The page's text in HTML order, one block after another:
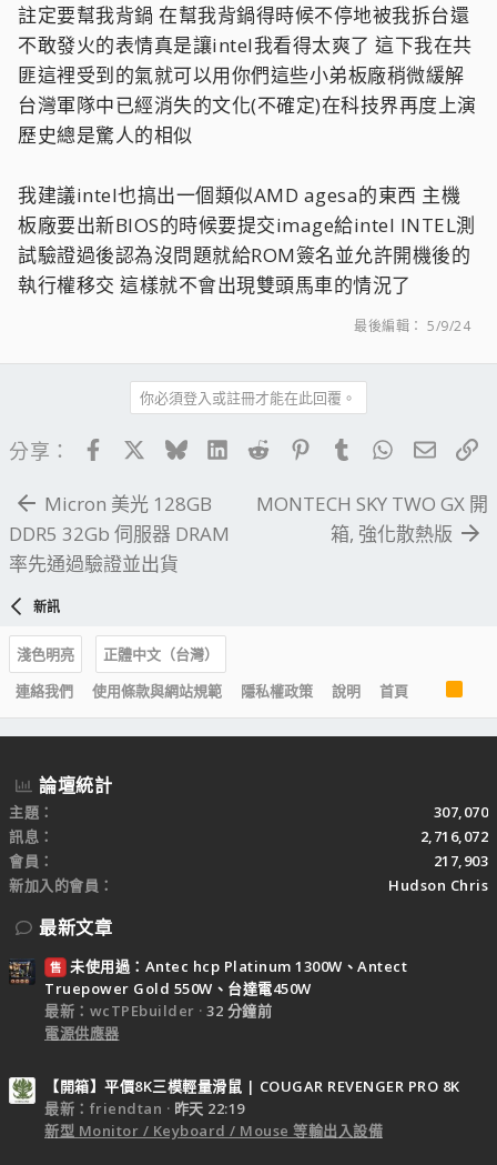
註定要幫我背鍋 在幫我背鍋得時候不停地被我拆台還
不敢發火的表情真是讓intel我看得太爽了 這下我在共
匪這裡受到的氣就可以用你們這些小弟板廠稍微緩解
台灣軍隊中已經消失的文化(不確定)在科技界再度上演
歷史總是驚人的相似
我建議intel也搞出一個類似AMD agesa的東西 主機
板廠要出新BIOS的時候要提交image給intel INTEL測
試驗證過後認為沒問題就給ROM簽名並允許開機後的
執行權移交 這樣就不會出現雙頭馬車的情況了
最後編輯： 5/9/24
你必須登入或註冊才能在此回覆。
分享： FacebookBlueskyLinkedIn
Reddit PinterestTumblrWhatsApp
電子
Micron 美光 128GB
DDR5 32Gb 伺服器 DRAM
率先通過驗證並出貨
MONTECH SKY TWO GX 開
箱, 強化散熱版
新訊
淺色明亮
正體中文（台灣）
連絡我們
使用條款與網站規範 隱私權政策 說明 首頁
R
S
S
論壇統計
主題
307,070
訊息
2,716,072
會員
217,903
新加入的會員
Hudson Chris
最新文章
售 未使用過：Antec hcp Platinum 1300W、Antect
Truepower Gold 550W、台達電450W
最新：wcTPEbuilder
32 分鐘前
電源供應器
【開箱】平價8K三模輕量滑鼠 | COUGAR REVENGER PRO 8K
最新：friendtan
昨天 22:19
新型 Monitor / Keyboard / Mouse 等輸出入設備